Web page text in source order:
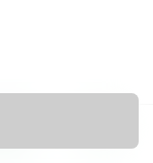
€20 €15